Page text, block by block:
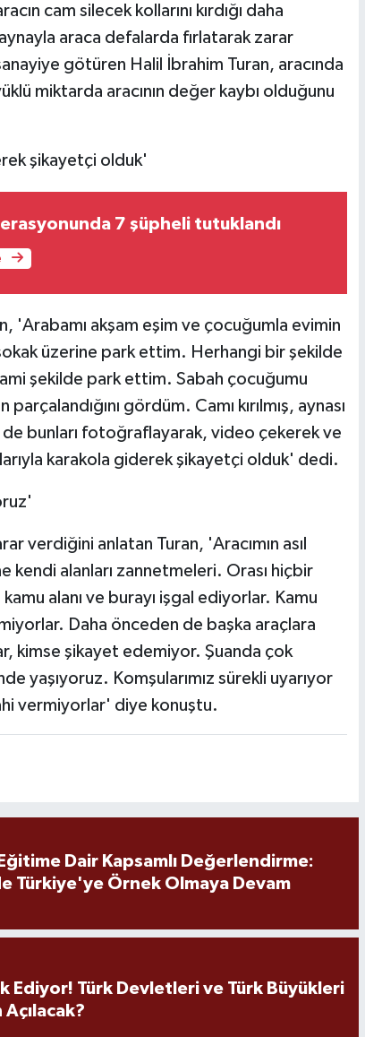
cam silecek kollarını kırdığı daha
aynayla araca defalarda fırlatarak zarar
götüren Halil İbrahim Turan, aracında
miktarda aracının değer kaybı olduğunu
şikayetçi olduk'
7 şüpheli tutuklandı
'Arabamı akşam eşim ve çocuğumla evimin
üzerine park ettim. Herhangi bir şekilde
şekilde park ettim. Sabah çocuğumu
gördüm. Camı kırılmış, aynası
de bunları fotoğraflayarak, video çekerek ve
karakola giderek şikayetçi olduk' dedi.
verdiğini anlatan Turan, 'Aracımın asıl
kendi alanları zannetmeleri. Orası hiçbir
alanı ve burayı işgal ediyorlar. Kamu
Daha önceden de başka araçlara
kimse şikayet edemiyor. Şuanda çok
yaşıyoruz. Komşularımız sürekli uyarıyor
vermiyorlar' diye konuştu.
Dair Kapsamlı Değerlendirme:
Türkiye'ye Örnek Olmaya Devam
Ediyor! Türk Devletleri ve Türk Büyükleri
Açılacak?